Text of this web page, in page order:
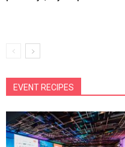
EVENT RECIPES